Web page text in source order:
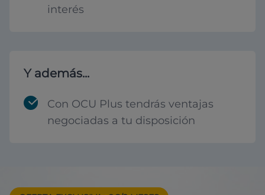
interés
Y además...
Con OCU Plus tendrás ventajas
negociadas a tu disposición